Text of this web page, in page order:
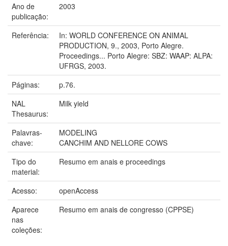
Ano de
publicação:
2003
Referência:
In: WORLD CONFERENCE ON ANIMAL
PRODUCTION, 9., 2003, Porto Alegre.
Proceedings... Porto Alegre: SBZ: WAAP: ALPA:
UFRGS, 2003.
Páginas:
p.76.
NAL
Thesaurus:
Milk yield
Palavras-
chave:
MODELING
CANCHIM AND NELLORE COWS
Tipo do
material:
Resumo em anais e proceedings
Acesso:
openAccess
Aparece
nas
coleções:
Resumo em anais de congresso (CPPSE)